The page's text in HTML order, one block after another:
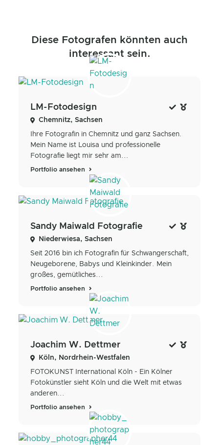
Diese Fotografen könnten auch
interessant sein.
LM-Fotodesign
Chemnitz, Sachsen
Ihre Fotografin in Chemnitz und ganz Sachsen.
Mein Name ist Louisa und professionelle
Fotografie liegt mir sehr am...
Portfolio ansehen
Sandy Maiwald Fotografie
Niederwiesa, Sachsen
Seit 2016 bin ich Fotografin für Schwangerschaft,
Neugeborene, Babys und Kleinkinder. Mein
großes, gemütliches...
Portfolio ansehen
Joachim W. Dettmer
Köln, Nordrhein-Westfalen
FOTOKUNST International Köln - Ein Kölner
Fotokünstler sieht Köln und die Welt mit etwas
anderen...
Portfolio ansehen